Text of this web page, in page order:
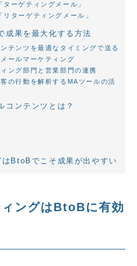
ーゲティングメール」
ターゲティングメール」
成果を最大化する方法
テンツを最適なタイミングで送る
ールマーケティング
ング部門と営業部門の連携
の行動を解析するMAツールの活
コンテンツとは？
はBtoBでこそ成果が出やすい
ングはBtoBに有効